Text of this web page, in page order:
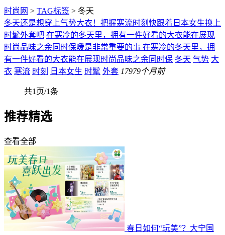
时尚网 > TAG标签 > 冬天
冬天还是想穿上气势大衣！把握寒流时刻快跟着日本女生换上
时髦外套吧 在寒冷的冬天里，拥有一件好看的大衣能在展现
时尚品味之余同时保暖是非常重要的事 在寒冷的冬天里，拥
有一件好看的大衣能在展现时尚品味之余同时保 冬天 气势 大
衣 寒流 时刻 日本女生 时髦 外套 17979个月前
共1页/1条
推荐精选
查看全部
春日如何“玩美”？大宁国